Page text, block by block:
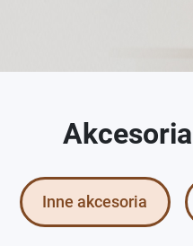
Inne akcesoria